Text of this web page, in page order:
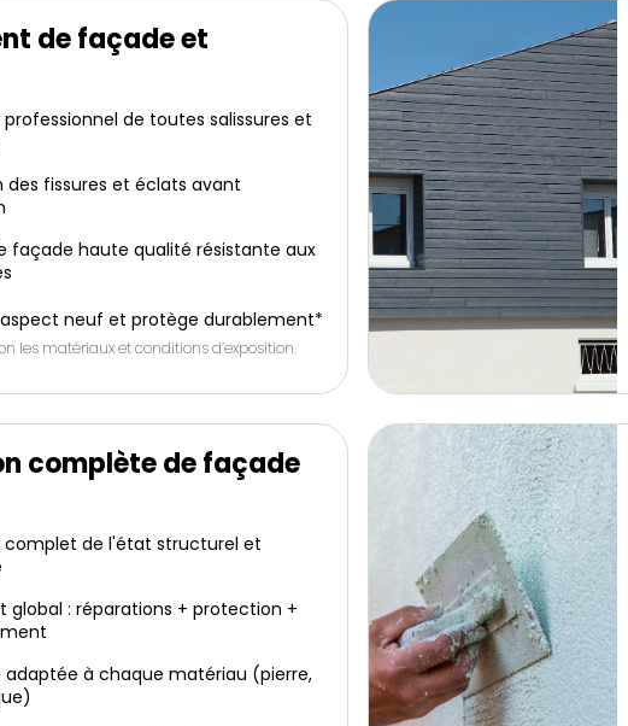
de façade et
de toutes salissures et
des fissures et éclats avant
façade haute qualité résistante aux
neuf et protège durablement*
les matériaux et conditions d’exposition.
complète de façade
complet de l'état structurel et
global : réparations + protection +
adaptée à chaque matériau (pierre,